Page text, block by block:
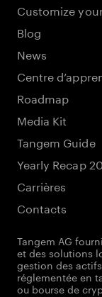
Customize
Blog
News
Centre
Roadmap
Media Kit
Tangem Guide
Yearly Recap
Carrières
Contacts
Tangem AG
et des solutions
gestion des
réglementée en
ou bourse de